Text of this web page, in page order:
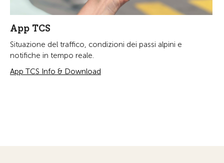
App TCS
Situazione del traffico, condizioni dei passi alpini e
notifiche in tempo reale.
App TCS Info & Download